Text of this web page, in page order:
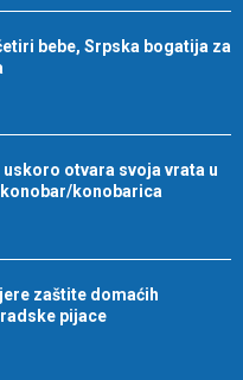
bebe, Srpska bogatija za
uskoro otvara svoja vrata u
konobarica
zaštite domaćih
pijace